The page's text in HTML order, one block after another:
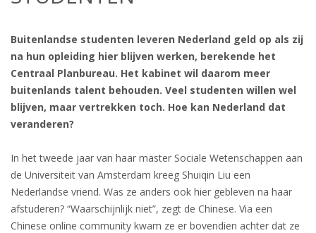
OUTPLACEMENT SERVICES
OUTPLACEMENT AGENCY
OUTPLACEMENT SUPPORT
OUTPLACEMENT PROGRAM
IN THE NETHERLANDS
SETTLEMENT AGREEMENT AND DISMISSAL IN THE
NETHERLANDS
Buitenlandse studenten leveren Nederland geld op als zij
na hun opleiding hier blijven werken, berekende het
Centraal Planbureau. Het kabinet wil daarom meer
buitenlands talent behouden. Veel studenten willen wel
blijven, maar vertrekken toch. Hoe kan Nederland dat
veranderen?
In het tweede jaar van haar master Sociale Wetenschappen aan
de Universiteit van Amsterdam kreeg Shuiqin Liu een
Nederlandse vriend. Was ze anders ook hier gebleven na haar
afstuderen? “Waarschijnlijk niet”, zegt de Chinese. Via een
Chinese online community kwam ze er bovendien achter dat ze